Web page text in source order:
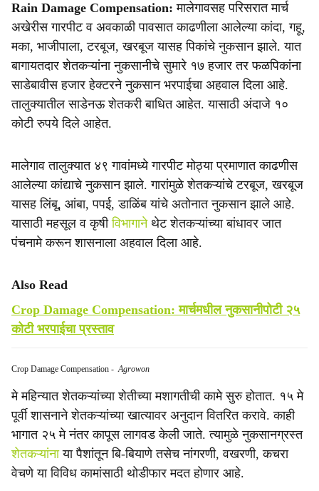
a
r
e
Rain Damage Compensation: मालेगावसह परिसरात मार्च
अखेरीस गारपीट व अवकाळी पावसात काढणीला आलेल्या कांदा, गहू,
मका, भाजीपाला, टरबूज, खरबूज यासह पिकांचे नुकसान झाले. यात
बागायतदार शेतकऱ्यांना नुकसानीचे सुमारे १७ हजार तर फळपिकांना
साडेबावीस हजार हेक्टरने नुकसान भरपाईचा अहवाल दिला आहे.
तालुक्यातील साडेनऊ शेतकरी बाधित आहेत. यासाठी अंदाजे १०
कोटी रुपये दिले आहेत.
मालेगाव तालुक्यात ४९ गावांमध्ये गारपीट मोठ्या प्रमाणात काढणीस
आलेल्या कांद्याचे नुकसान झाले. गारांमुळे शेतकऱ्यांचे टरबूज, खरबूज
यासह लिंबू, आंबा, पपई, डाळिंब यांचे अतोनात नुकसान झाले आहे.
यासाठी महसूल व कृषीविभागाने थेट शेतकऱ्यांच्या बांधावर जात
पंचनामे करून शासनाला अहवाल दिला आहे.
Also Read
Crop Damage Compensation: मार्चमधील नुकसानीपोटी २५
कोटी भरपाईचा प्रस्ताव
Crop Damage Compensation -Agrowon
मे महिन्यात शेतकऱ्यांच्या शेतीच्या मशागतीची कामे सुरु होतात. १५ मे
पूर्वी शासनाने शेतकऱ्यांच्या खात्यावर अनुदान वितरित करावे. काही
भागात २५ मे नंतर कापूस लागवड केली जाते. त्यामुळे नुकसानग्रस्त
शेतकऱ्यांनाया पैशांतून बि-बियाणे तसेच नांगरणी, वखरणी, कचरा
वेचणे या विविध कामांसाठी थोडीफार मदत होणार आहे.